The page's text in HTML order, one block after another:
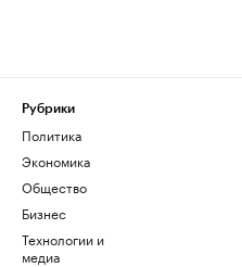
Рубрики
Политика
Экономика
Общество
Бизнес
Технологии и
медиа